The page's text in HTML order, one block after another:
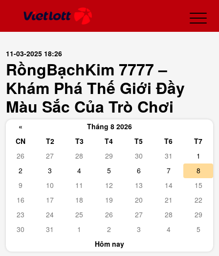
«
Tháng 8 2026
CN
T2 T3 T4 T5 T6
T7
26
27 28 29 30 31
1
2
3 4 5 6 7
8
9
10 11 12 13 14
15
16
17 18 19 20 21
22
23
24 25 26 27 28
29
30
31 1 2 3 4
5
Hôm nay
11-03-2025 18:26
RồngBạchKim 7777 –
Khám Phá Thế Giới Đầy
Màu Sắc Của Trò Chơi